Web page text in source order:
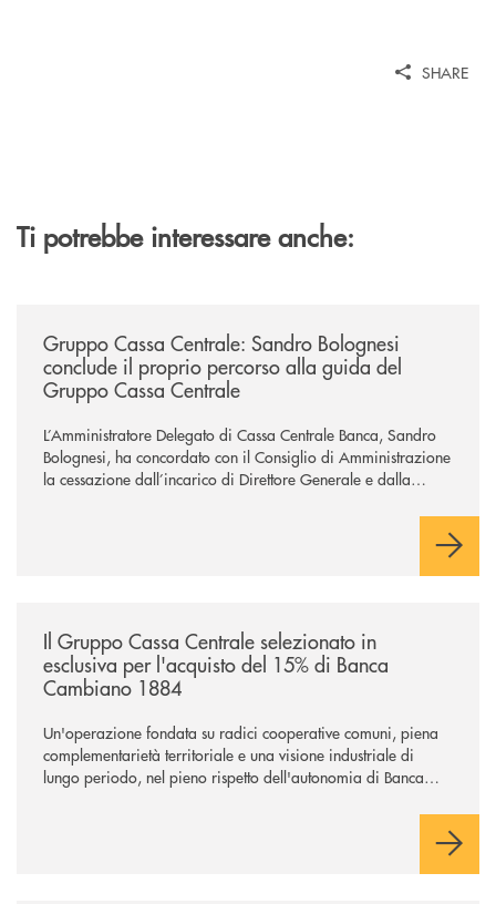
SHARE
Ti potrebbe interessare anche:
Gruppo Cassa Centrale: Sandro Bolognesi
conclude il proprio percorso alla guida del
Gruppo Cassa Centrale
L’Amministratore Delegato di Cassa Centrale Banca, Sandro
Bolognesi, ha concordato con il Consiglio di Amministrazione
la cessazione dall’incarico di Direttore Generale e dalla
Il Gruppo, sotto la guida dell’Amministratore Delegato, e con
Il Gruppo Cassa Centrale selezionato in
esclusiva per l'acquisto del 15% di Banca
Cambiano 1884
Un'operazione fondata su radici cooperative comuni, piena
complementarietà territoriale e una visione industriale di
lungo periodo, nel pieno rispetto dell'autonomia di Banca
negoziazione esclusiva per la finalizzazione dell’operazione.